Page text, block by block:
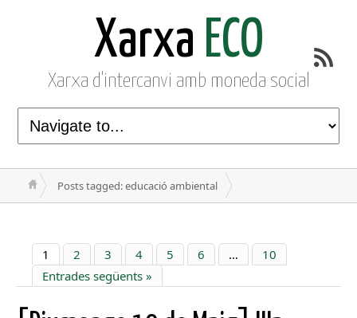
Xarxa ECO
Xarxa d'intercanvi amb moneda social
Posts tagged: educació ambiental
1 2 3 4 5 6 …
10
Entrades següents »